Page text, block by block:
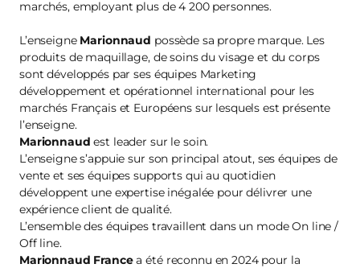
marchés, employant plus de 4 200 personnes.
L’enseigne Marionnaud possède sa propre marque. Les
produits de maquillage, de soins du visage et du corps
sont développés par ses équipes Marketing
développement et opérationnel international pour les
marchés Français et Européens sur lesquels est présente
l’enseigne.
Marionnaud est leader sur le soin.
L’enseigne s’appuie sur son principal atout, ses équipes de
vente et ses équipes supports qui au quotidien
développent une expertise inégalée pour délivrer une
expérience client de qualité.
L’ensemble des équipes travaillent dans un mode On line /
Off line.
Marionnaud Francea été reconnu en 2024 pour la